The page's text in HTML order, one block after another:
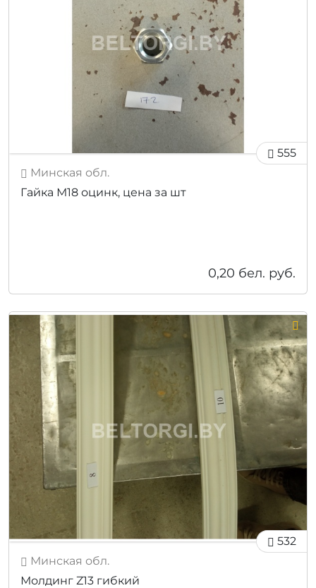
555
Минская обл.
Гайка М18 оцинк, цена за шт
0,20 бел. руб.
532
Минская обл.
Молдинг Z13 гибкий